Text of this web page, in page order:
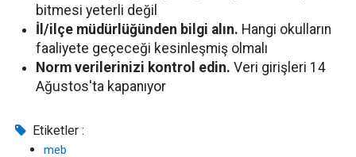
bitmesi yeterli değil
İl/ilçe müdürlüğünden bilgi alın. Hangi okulların
faaliyete geçeceği kesinleşmiş olmalı
Norm verilerinizi kontrol edin. Veri girişleri 14
Ağustos'ta kapanıyor
Etiketler :
meb